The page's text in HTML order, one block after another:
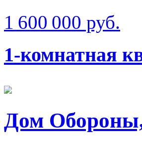
1 600 000 руб.
1-комнатная
Дом